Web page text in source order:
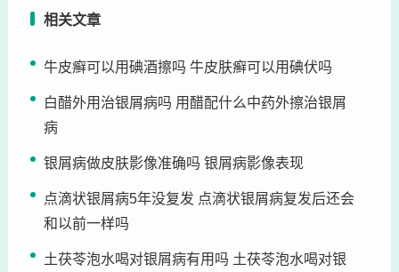
相关文章
牛皮癣可以用碘酒擦吗 牛皮肤癣可以用碘伏吗
白醋外用治银屑病吗 用醋配什么中药外擦治银屑
病
银屑病做皮肤影像准确吗 银屑病影像表现
点滴状银屑病5年没复发 点滴状银屑病复发后还会
和以前一样吗
土茯苓泡水喝对银屑病有用吗 土茯苓泡水喝对银